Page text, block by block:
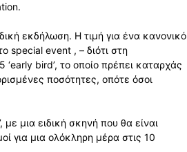
εκδήλωση. Η τιμή για ένα κανονικό
special event , – διότι στη
‘early bird’, το οποίο πρέπει καταρχάς
ποσότητες, οπότε όσοι
μια ειδική σκηνή που θα είναι
για μια ολόκληρη μέρα στις 10